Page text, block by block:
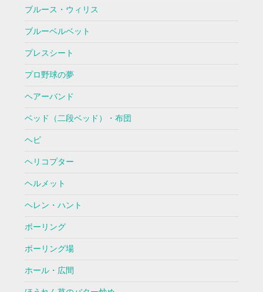
ブルース・ウィリス
ブルーベルベット
プレスシート
プロ野球の夢
ヘアーバンド
ベッド（二段ベッド）・布団
ヘビ
ヘリコプター
ヘルメット
ヘレン・ハント
ボーリング
ボーリング場
ホール・広間